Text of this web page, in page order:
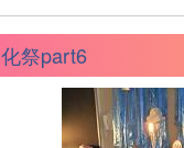
祭part6